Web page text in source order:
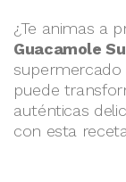
¿Te animas a
Guacamole
puede
auténticas
con esta